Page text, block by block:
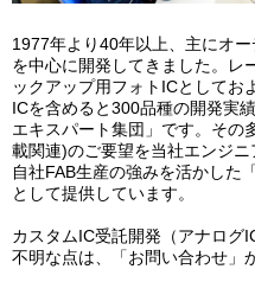
1977年より40年以上、主にオ
を中心に開発してきました。レ
ックアップ用フォトICとしてお
ICを含めると300品種の開発実
エキスパート集団」です。その
載関連)のご要望を当社エンジニ
自社FAB生産の強みを活かした
として提供しています。
カスタムIC受託開発（アナログ
不明な点は、「お問い合わせ」